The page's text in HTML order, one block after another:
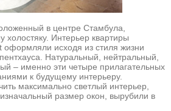
в центре Стамбула,
холостяку. Интерьер квартиры
исходя из стиля жизни
Натуральный, нейтральный,
– именно эти четыре прилагательных
к будущему интерьеру.
максимально светлый интерьер,
размер окон, вырубили в